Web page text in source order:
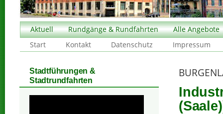
Aktuell Rundgänge & Rundfahrten
Alle Angebote
Start
Kontakt Datenschutz Impressum
Stadtführungen &
Stadtrundfahrten